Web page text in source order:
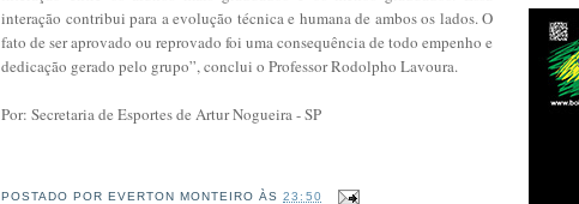
interação contribui para a evolução técnica e humana de ambos os lados. O
fato de ser aprovado ou reprovado foi uma consequência de todo empenho e
dedicação gerado pelo grupo”, conclui o Professor Rodolpho Lavoura.
Por: Secretaria de Esportes de Artur Nogueira - SP
POSTADO POR EVERTON MONTEIRO ÀS23:50